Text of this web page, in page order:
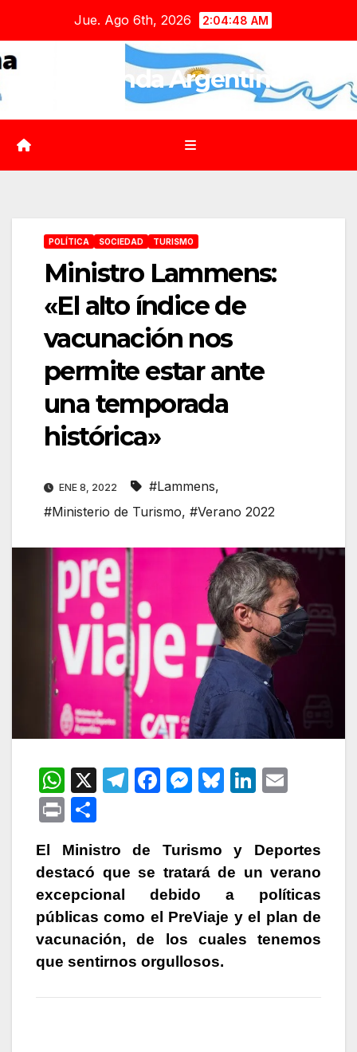
contenido
Jue. Ago 6th, 2026 2:04:49 AM
Agenda Argentina
POLÍTICA SOCIEDAD TURISMO
Ministro Lammens:
«El alto índice de
vacunación nos
permite estar ante
una temporada
histórica»
ENE 8, 2022 #Lammens,
#Ministerio de Turismo, #Verano 2022
W
h
at
s
A
p
p
X
T
gr
a
m
F
e
b
o
o
k
M
s
e
n
g
er
Bl
s
k
y
Li
e
dI
n
P
nt m
p
ar
tir
El Ministro de Turismo y Deportes
destacó que se tratará de un verano
excepcional debido a políticas
públicas como el PreViaje y el plan de
vacunación, de los cuales tenemos
que sentirnos orgullosos.